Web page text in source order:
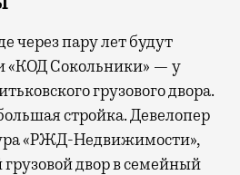
через пару лет будут
«КОД Сокольники» — у
грузового двора.
стройка. Девелопер
«РЖД-Недвижимости»,
двор в семейный